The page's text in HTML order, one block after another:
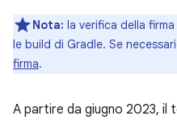
Nota: la verifica della
le build di Gradle. Se
firma.
A partire da giugno 2023, il